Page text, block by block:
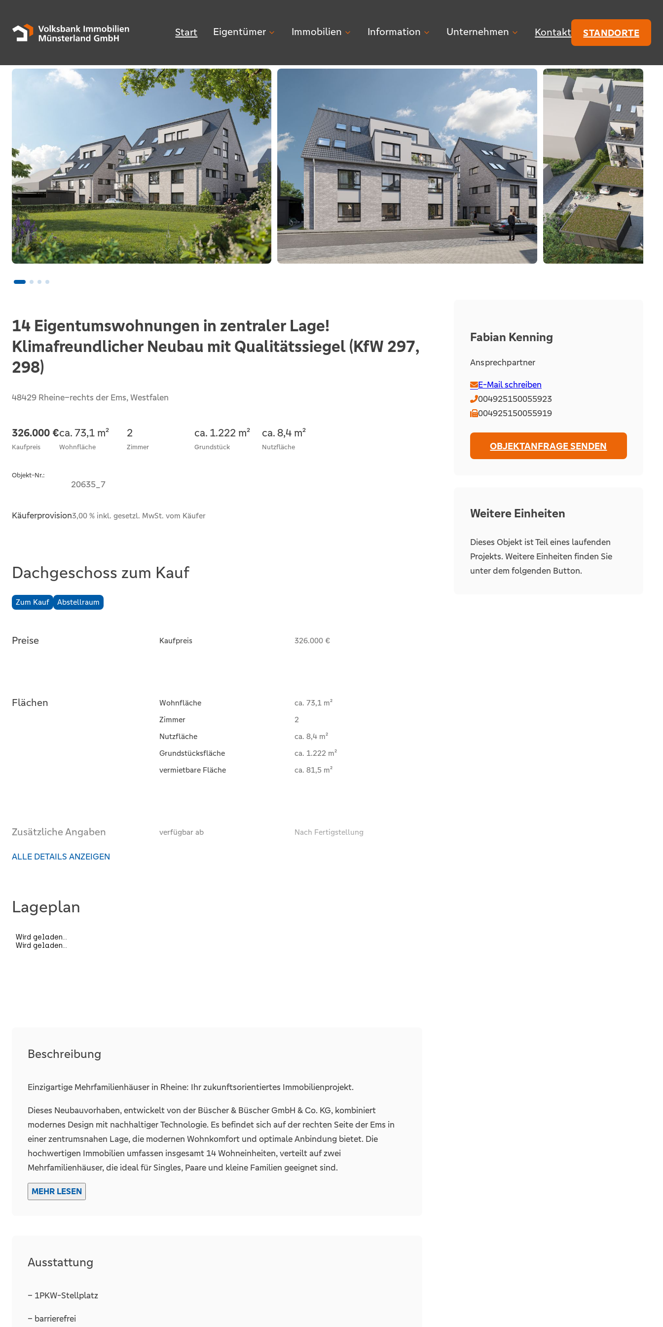
Start Eigentümer Immobilien Information Unternehmen Kontakt STANDORTE
14 Eigentumswohnungen in zentraler Lage!
Klimafreundlicher Neubau mit Qualitätssiegel (KfW 297,
298)
48429 Rheine–rechts der Ems, Westfalen
326.000 €
Kaufpreis
ca. 73,1 m²
Wohnfläche
2
Zimmer
ca. 1.222 m²
Grundstück
ca. 8,4 m²
Nutzfläche
Objekt-Nr.:
20635_7
Käuferprovision3,00 % inkl. gesetzl. MwSt. vom Käufer
Dachgeschoss zum Kauf
Zum Kauf Abstellraum
Preise Kaufpreis 326.000 €
Flächen Wohnfläche
ca. 73,1 m²
Zimmer
2
Nutzfläche
ca. 8,4 m²
Grundstücksfläche
ca. 1.222 m²
vermietbare Fläche
ca. 81,5 m²
Zusätzliche Angaben verfügbar ab Nach Fertigstellung
Details Fahrstuhl
Personen
Abstellraum
ALLE DETAILS ANZEIGEN
Lageplan
Beschreibung
Einzigartige Mehrfamilienhäuser in Rheine: Ihr zukunftsorientiertes Immobilienprojekt.
Dieses Neubauvorhaben, entwickelt von der Büscher & Büscher GmbH & Co. KG, kombiniert
modernes Design mit nachhaltiger Technologie. Es befindet sich auf der rechten Seite der Ems in
einer zentrumsnahen Lage, die modernen Wohnkomfort und optimale Anbindung bietet. Die
hochwertigen Immobilien umfassen insgesamt 14 Wohneinheiten, verteilt auf zwei
Mehrfamilienhäuser, die ideal für Singles, Paare und kleine Familien geeignet sind.
Die Immobilie beeindruckt besonders durch ihre charismatische Dachform und die hochwertigen
Das Neubauprojekt entspricht dem KFW-40-NH-Standard, was nicht nur die Energiekosten senkt,
Wärmepumpe ausgestattet, die einen integrierten Warmwasserspeicher beinhaltet. Ergänzt wird
das Energiesystem durch eine effiziente Photovoltaikanlage.
MEHR LESEN
Ausstattung
– 1PKW-Stellplatz
– barrierefrei
Fabian Kenning
Ansprechpartner
E-Mail schreiben
004925150055923
004925150055919
OBJEKTANFRAGE SENDEN
Weitere Einheiten
Dieses Objekt ist Teil eines laufenden
Projekts. Weitere Einheiten finden Sie
unter dem folgenden Button.